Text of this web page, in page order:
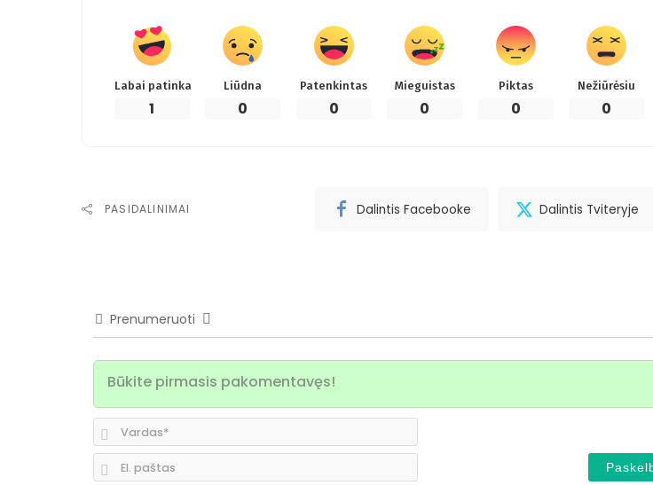
Labai patinka
1
Liūdna
0
Patenkintas
0
Mieguistas
0
Piktas
0
Nežiūrėsiu
0
PASIDALINIMAI Dalintis Facebooke Dalintis Tviteryje
Prenumeruoti
paštas